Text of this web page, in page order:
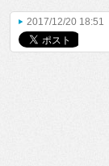
2017/12/20 18:51